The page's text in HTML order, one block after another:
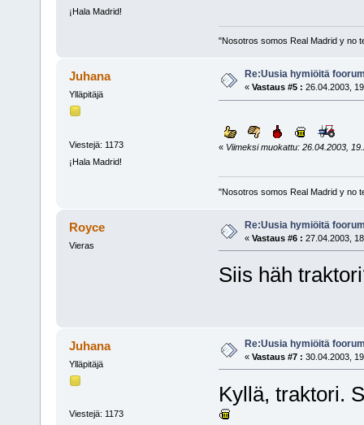
¡Hala Madrid!
"Nosotros somos Real Madrid y no
Juhana
Ylläpitäjä
Viestejä: 1173
¡Hala Madrid!
Re:Uusia hymiöitä
« Vastaus #5 : 26.04.2003,
« Viimeksi muokattu: 26.04.2003,
"Nosotros somos Real Madrid y no
Royce
Vieras
Re:Uusia hymiöitä
« Vastaus #6 : 27.04.2003,
Siis häh
Juhana
Ylläpitäjä
Viestejä: 1173
Re:Uusia hymiöitä
« Vastaus #7 : 30.04.2003,
Kyllä, traktori.